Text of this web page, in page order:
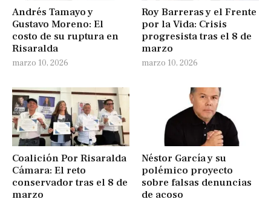
Andrés Tamayo y
Gustavo Moreno: El
costo de su ruptura en
Risaralda
marzo 10, 2026
Roy Barreras y el Frente
por la Vida: Crisis
progresista tras el 8 de
marzo
marzo 10, 2026
Coalición Por Risaralda
Cámara: El reto
conservador tras el 8 de
marzo
Néstor García y su
polémico proyecto
sobre falsas denuncias
de acoso